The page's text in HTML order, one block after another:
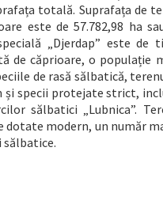
totală. Suprafața de
este de 57.782,98 ha
„Djerdap” este
de căprioare, o populație
de rasă sălbatică,
specii protejate strict,
sălbatici „Lubnica”.
modern, un număr
sălbatice.